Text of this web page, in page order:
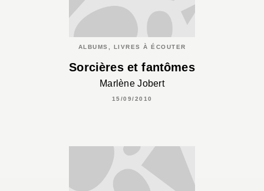
ALBUMS, LIVRES À ÉCOUTER
Sorcières et fantômes
Marlène Jobert
15/09/2010